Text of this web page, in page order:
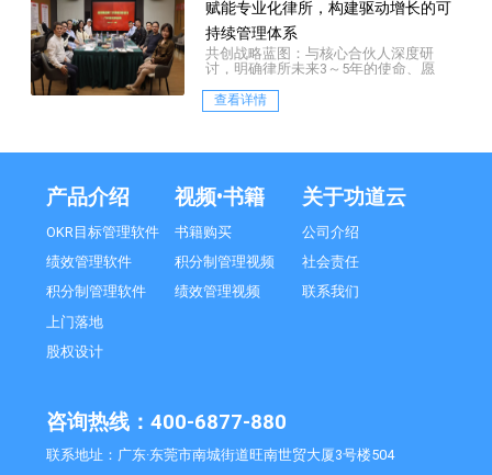
赋能专业化律所，构建驱动增长的可
持续管理体系
共创战略蓝图：与核心合伙人深度研
讨，明确律所未来3～5年的使命、愿
查看详情
产品介绍 视频•书籍 关于功道云
OKR目标管理软件
绩效管理软件
积分制管理软件
上门落地
股权设计
书籍购买
积分制管理视频
绩效管理视频
公司介绍
社会责任
联系我们
咨询热线：400-6877-880
联系地址：广东·东莞市南城街道旺南世贸大厦3号楼504